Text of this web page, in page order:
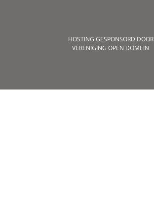
HOSTING GESPONSORD DOOR
VERENIGING OPEN DOMEIN